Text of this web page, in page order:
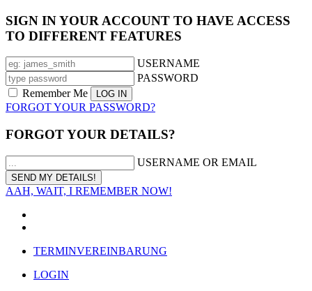
SIGN IN YOUR ACCOUNT TO HAVE ACCESS
TO DIFFERENT FEATURES
USERNAME
PASSWORD
Remember Me
FORGOT YOUR PASSWORD?
FORGOT YOUR DETAILS?
USERNAME OR EMAIL
AAH, WAIT, I REMEMBER NOW!
TERMINVEREINBARUNG
LOGIN